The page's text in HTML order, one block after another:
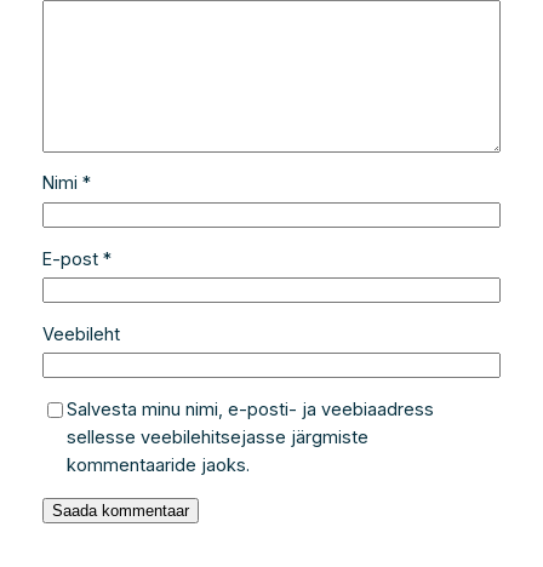
Nimi *
E-post *
Veebileht
Salvesta minu nimi, e-posti- ja veebiaadress
sellesse veebilehitsejasse järgmiste
kommentaaride jaoks.